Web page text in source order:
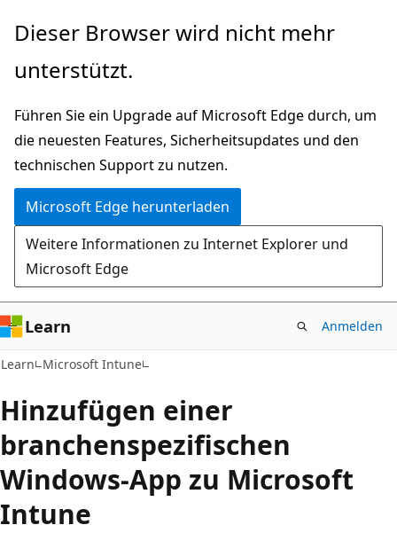
Zu
wechseln
Dieser Browser wird nicht mehr
unterstützt.
Führen Sie ein Upgrade auf Microsoft Edge durch, um
die neuesten Features, Sicherheitsupdates und den
technischen Support zu nutzen.
Microsoft Edge herunterladen
Weitere Informationen zu Internet Explorer und
Microsoft Edge
Learn Anmelden
Learn Microsoft Intune
Hinzufügen einer
branchenspezifischen
Windows-App zu Microsoft
Intune